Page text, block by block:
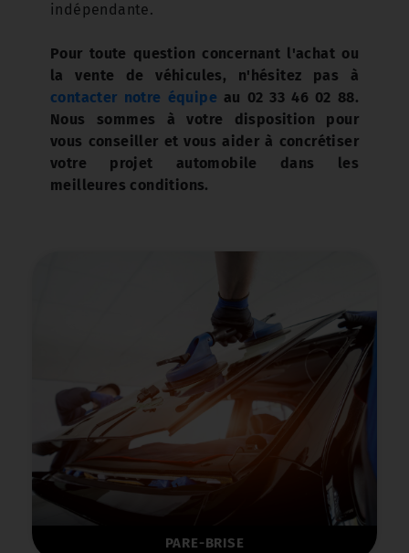
indépendante.
Pour toute question concernant l'achat ou
la vente de véhicules, n'hésitez pas à
contacter notre équipe au 02 33 46 02 88.
Nous sommes à votre disposition pour
vous conseiller et vous aider à concrétiser
votre projet automobile dans les
meilleures conditions.
PARE-BRISE